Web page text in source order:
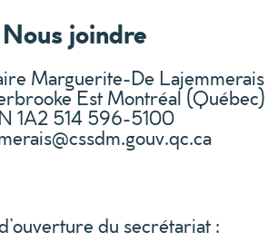
Nous joindre
Marguerite-De Lajemmerais
Est Montréal (Québec)
1A2 514 596-5100
du secrétariat :